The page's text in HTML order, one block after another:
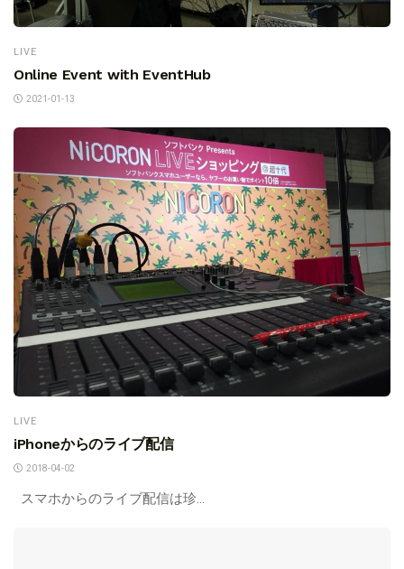
LIVE
Online Event with EventHub
2021-01-13
LIVE
iPhoneからのライブ配信
2018-04-02
スマホからのライブ配信は珍...